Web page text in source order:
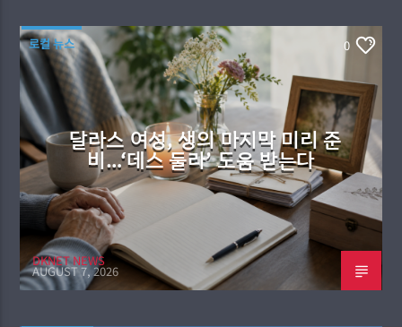
로컬 뉴스 0
달라스 여성, 생의 마지막 미리 준
비…‘데스 둘라’ 도움 받는다
DKNET NEWS
AUGUST 7, 2026